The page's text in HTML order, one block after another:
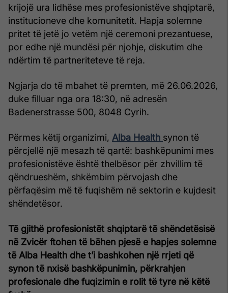
krijojë ura lidhëse mes profesionistëve shqiptarë,
institucioneve dhe komunitetit. Hapja solemne
pritet të jetë jo vetëm një ceremoni prezantuese,
por edhe një mundësi për njohje, diskutim dhe
ndërtim të partneriteteve të reja.
Ngjarja do të mbahet të premten, më 26.06.2026,
duke filluar nga ora 18:30, në adresën
Badenerstrasse 500, 8048 Cyrih.
Përmes këtij organizimi, Alba Health synon të
përcjellë një mesazh të qartë: bashkëpunimi mes
profesionistëve është thelbësor për zhvillim të
qëndrueshëm, shkëmbim përvojash dhe
përfaqësim më të fuqishëm në sektorin e kujdesit
shëndetësor.
Të gjithë profesionistët shqiptarë të shëndetësisë
në Zvicër ftohen të bëhen pjesë e hapjes solemne
të Alba Health dhe t’i bashkohen një rrjeti që
synon të nxisë bashkëpunimin, përkrahjen
profesionale dhe fuqizimin e rolit të tyre në këtë